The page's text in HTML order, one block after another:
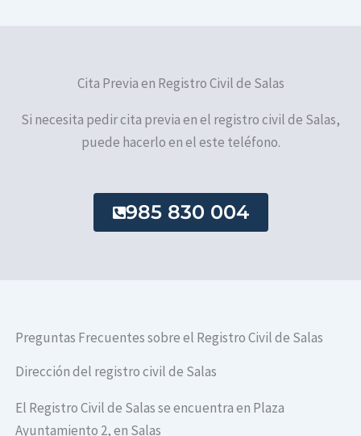
Cita Previa en Registro Civil de Salas
Si necesita pedir cita previa en el registro civil de Salas,
puede hacerlo en el este teléfono.
985 830 004
Preguntas Frecuentes sobre el Registro Civil de Salas
Dirección del registro civil de Salas
El Registro Civil de Salas se encuentra en Plaza
Ayuntamiento 2, en Salas